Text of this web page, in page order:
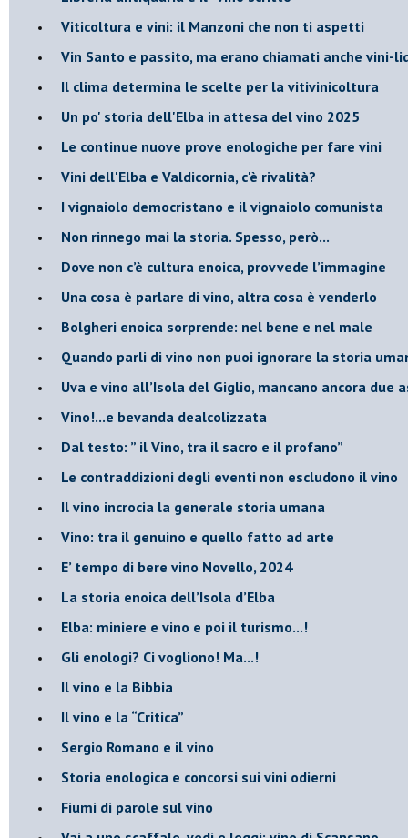
​Viticoltura e vini: il Manzoni che non ti aspetti
​Vin Santo e passito, ma erano chiamati anche vini-
Il clima determina le scelte per la vitivinicoltura
Un po' storia dell'Elba in attesa del vino 2025
Le continue nuove prove enologiche per fare vini
Vini dell'Elba e Valdicornia, c'è rivalità?
​I vignaiolo democristano e il vignaiolo comunista
​Non rinnego mai la storia. Spesso, però...
​Dove non c’è cultura enoica, provvede l’immagine
​Una cosa è parlare di vino, altra cosa è venderlo
Bolgheri enoica sorprende: nel bene e nel male
​Quando parli di vino non puoi ignorare la storia
Uva e vino all’Isola del Giglio, mancano ancora due
​Vino!...e bevanda dealcolizzata
​Dal testo: ” il Vino, tra il sacro e il profano”
Le contraddizioni degli eventi non escludono il vino
​Il vino incrocia la generale storia umana
Vino: tra il genuino e quello fatto ad arte
E’ tempo di bere vino Novello, 2024
La storia enoica dell’Isola d’Elba
Elba: miniere e vino e poi il turismo...!
​Gli enologi? Ci vogliono! Ma...!
​Il vino e la Bibbia
​Il vino e la “Critica”
Sergio Romano e il vino
​Storia enologica e concorsi sui vini odierni
Fiumi di parole sul vino